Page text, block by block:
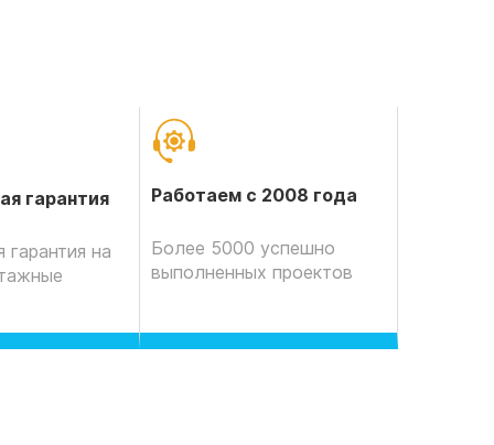
гарантия
гарантия на
Работаем с 2008 года
Более 5000 успешно
выполненных проектов